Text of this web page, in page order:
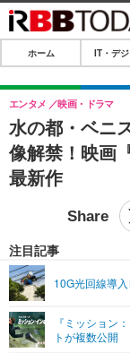
ホーム
IT・デジタル
IT・デジタル
ショッピン
SPEED TEST
エンタメ
エンタメ
音楽
グラビア
ペット
その他
リリース一覧
プッシュ通知の停
ホーム IT・デ
水の都・ベニ
像解禁！映画
最新作
エンタメ 映画・ドラマ
注目記事
10G光回線導
『ミッション
トが複数公開